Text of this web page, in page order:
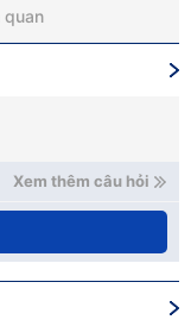
quan
Xem thêm câu hỏi